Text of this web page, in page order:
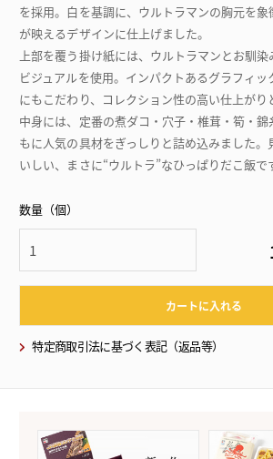
を採用。白を基調に、ウルトラマンの胸元を
が映えるデザインに仕上げました。
上部を覆う掛け紙には、ウルトラマンとお馴
ビジュアルを使用。インパクトあるグラフィッ
にもこだわり、コレクション性の高い仕上がり
中身には、定番の煮ダコ・穴子・椎茸・筍・錦
もに人気の具材をぎっしりと詰め込みました。
いしい、まさに“ウルトラ”なひっぱりだこ飯で
数量（個）
カートに入れる
特定商取引法に基づく表記（返品等）